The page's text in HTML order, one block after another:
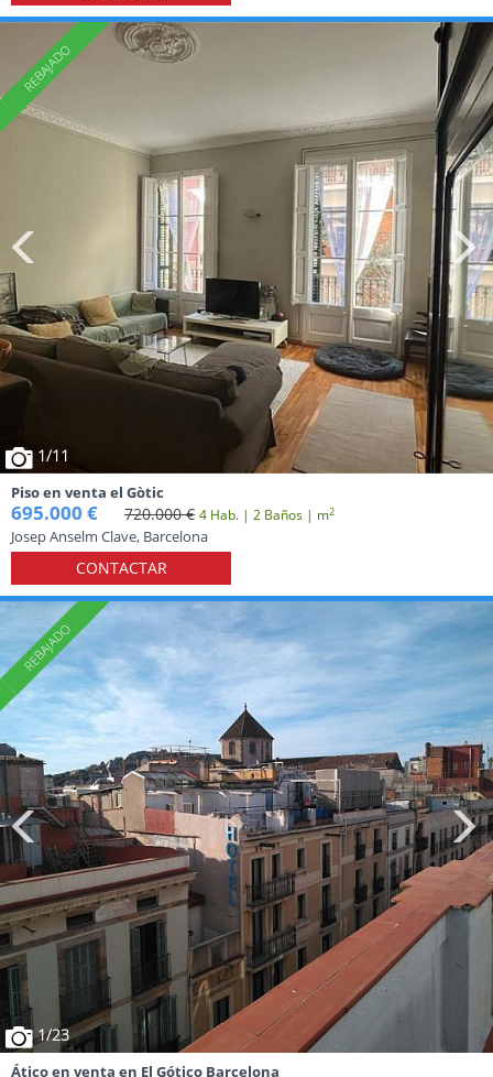
1/11
Piso en venta el Gòtic
695.000 € 720.000 € 4 Hab. | 2 Baños | m2
Josep Anselm Clave, Barcelona
CONTACTAR
1/23
Ático en venta en El Gótico Barcelona